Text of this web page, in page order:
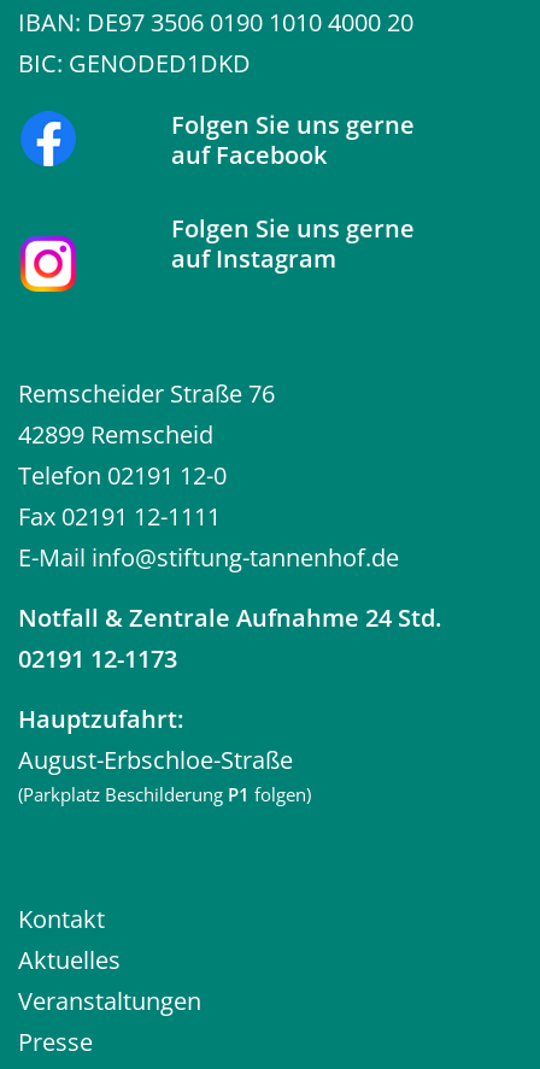
IBAN: DE97 3506 0190 1010 4000 20
BIC: GENODED1DKD
Folgen Sie uns gerne
aufFacebook
Folgen Sie uns gerne
aufInstagram
Remscheider Straße 76
42899 Remscheid
Telefon 02191 12-0
Fax 02191 12-1111
E-Mail info@stiftung-tannenhof.de
Notfall & Zentrale Aufnahme 24 Std.
02191 12-1173
Hauptzufahrt:
August-Erbschloe-Straße
(Parkplatz Beschilderung P1 folgen)
Kontakt
Aktuelles
Veranstaltungen
Presse